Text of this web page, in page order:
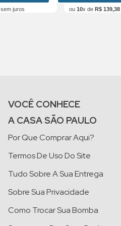
sem juros ou 10x de R$ 139,38
VOCÊ CONHECE
A CASA SÃO PAULO
Por Que Comprar Aqui?
Termos De Uso Do Site
Tudo Sobre A Sua Entrega
Sobre Sua Privacidade
Como Trocar Sua Bomba